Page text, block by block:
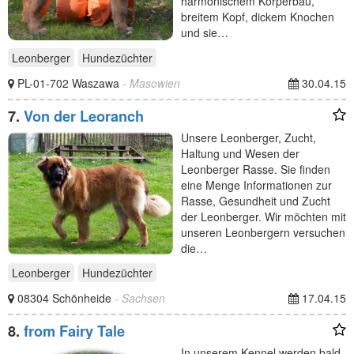
breitem Kopf, dickem Knochen
und sie…
Leonberger
Hundezüchter
PL-01-702 Waszawa - Masowien 30.04.15
7. Von der Leoranch
Unsere Leonberger, Zucht,
Haltung und Wesen der
Leonberger Rasse. Sie finden
eine Menge Informationen zur
Rasse, Gesundheit und Zucht
der Leonberger. Wir möchten mit
unseren Leonbergern versuchen
die…
Leonberger
Hundezüchter
08304 Schönheide - Sachsen 17.04.15
8. from Fairy Tale